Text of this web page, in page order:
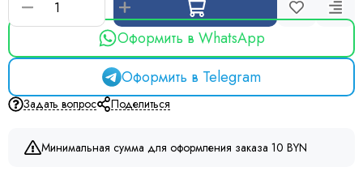
Оформить в WhatsApp
Оформить в Telegram
Задать вопрос Поделиться
Минимальная сумма для оформления заказа 10 BYN